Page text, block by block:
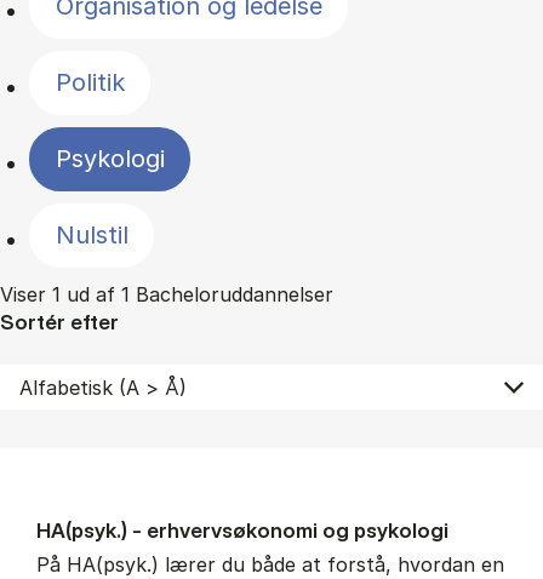
Organisation og ledelse
Politik
Psykologi
Nulstil
Viser 1 ud af 1 Bacheloruddannelser
Sortér efter
HA(psyk.) - erhvervs­økonomi og psy­ko­lo­gi
På HA(psyk.) lærer du både at forstå, hvordan en